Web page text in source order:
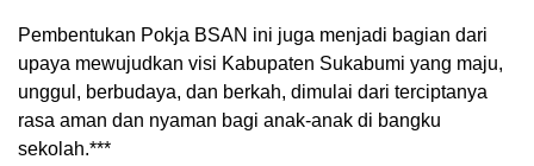
Pembentukan Pokja BSAN ini juga menjadi bagian dari
upaya mewujudkan visi Kabupaten Sukabumi yang maju,
unggul, berbudaya, dan berkah, dimulai dari terciptanya
rasa aman dan nyaman bagi anak-anak di bangku
sekolah.***